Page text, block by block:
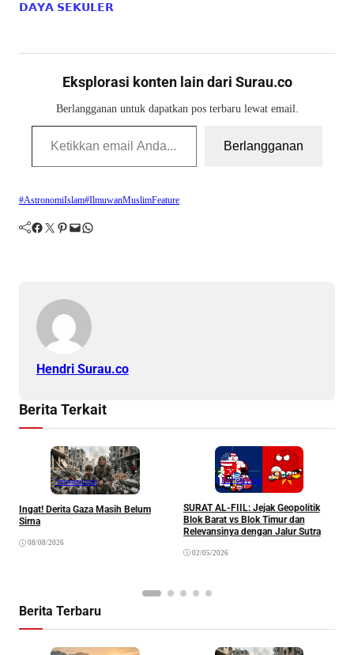
𝗗𝗔𝗬𝗔 𝗦𝗘𝗞𝗨𝗟𝗘𝗥
Eksplorasi konten lain dari Surau.co
Berlangganan untuk dapatkan pos terbaru lewat email.
Ketikkan email Anda...
Berlangganan
#AstronomiIslam#IlmuwanMuslimFeature
Facebook Twitter Pinterest Mail WhatsApp
Hendri Surau.co
Berita Terkait
Internasional
Ingat! Derita Gaza Masih Belum
Sirna
08/08/2026
Internasional
SURAT AL-FIIL: Jejak Geopolitik
Blok Barat vs Blok Timur dan
Relevansinya dengan Jalur Sutra
02/05/2026
Berita Terbaru